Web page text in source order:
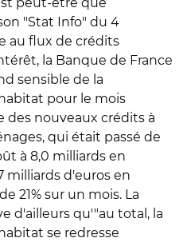
"Stat Info" du 4
au flux de crédits
la Banque de France
sensible de la
pour le mois
des nouveaux crédits à
qui était passé de
à 8,0 milliards en
milliards d'euros en
21% sur un mois. La
d'ailleurs qu'"au total, la
se redresse